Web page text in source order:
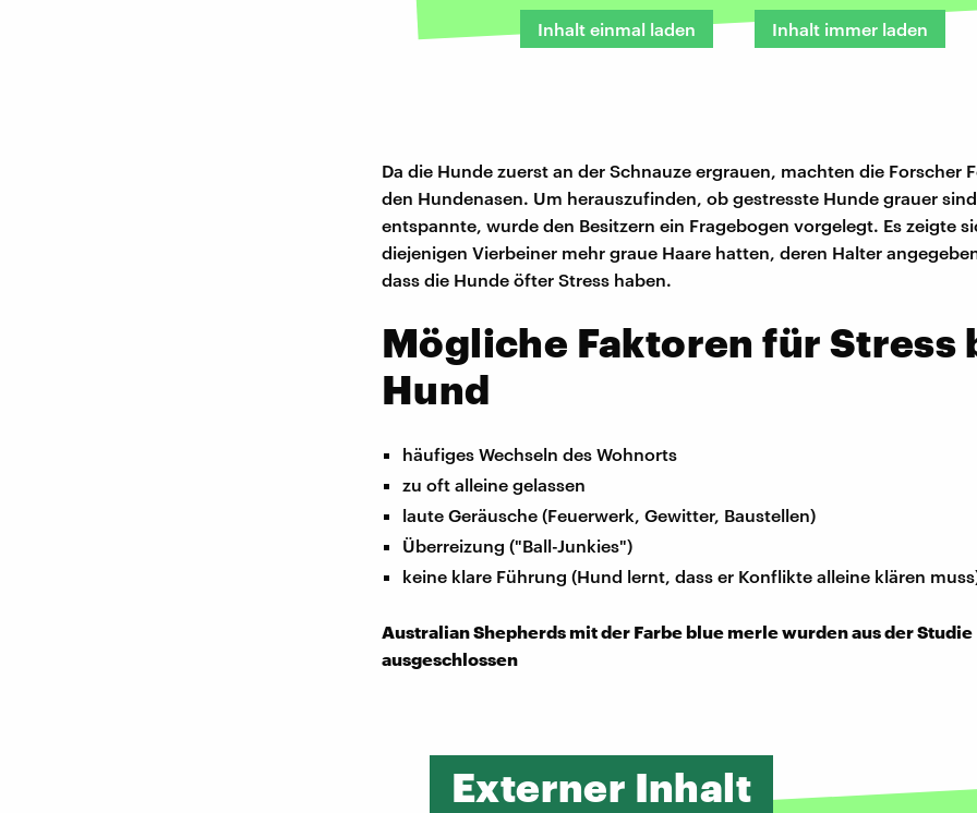
Inhalt einmal laden Inhalt immer laden
Da die Hunde zuerst an der Schnauze ergrauen, machten die Forscher
den Hundenasen. Um herauszufinden, ob gestresste Hunde grauer
entspannte, wurde den Besitzern ein Fragebogen vorgelegt. Es zeigte
diejenigen Vierbeiner mehr graue Haare hatten, deren Halter
dass die Hunde öfter Stress haben.
Mögliche Faktoren für Stress
Hund
häufiges Wechseln des Wohnorts
zu oft alleine gelassen
laute Geräusche (Feuerwerk, Gewitter, Baustellen)
Überreizung ("Ball-Junkies")
keine klare Führung (Hund lernt, dass er Konflikte alleine klären
Australian Shepherds mit der Farbe blue merle wurden aus der Studie
ausgeschlossen
Externer Inhalt